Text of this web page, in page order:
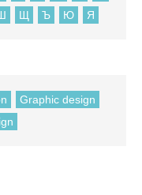
Щ Ъ Ю Я
Graphic design